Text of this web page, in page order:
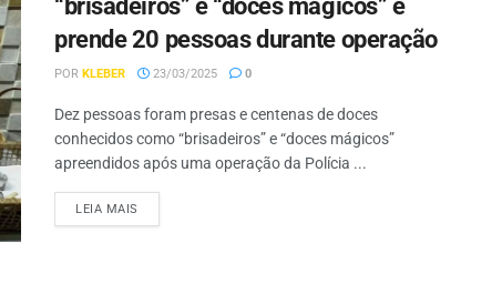
“brisadeiros” e “doces mágicos” e
prende 20 pessoas durante operação
POR KLEBER 23/03/2025 0
Dez pessoas foram presas e centenas de doces
conhecidos como “brisadeiros” e “doces mágicos”
apreendidos após uma operação da Polícia ...
LEIA MAIS